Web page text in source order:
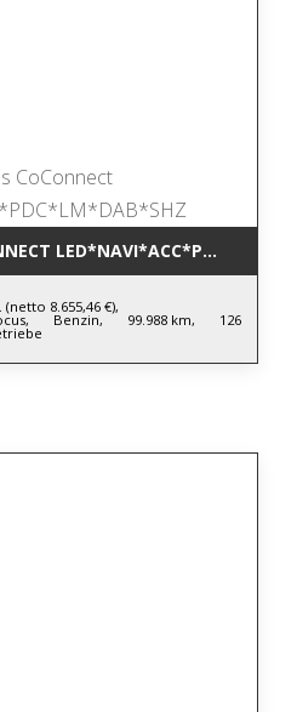
8.655,46 €),
Benzin, 99.988 km, 126